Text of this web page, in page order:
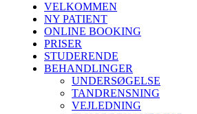
VELKOMMEN
NY PATIENT
ONLINE BOOKING
PRISER
STUDERENDE
BEHANDLINGER
UNDERSØGELSE
TANDRENSNING
VEJLEDNING